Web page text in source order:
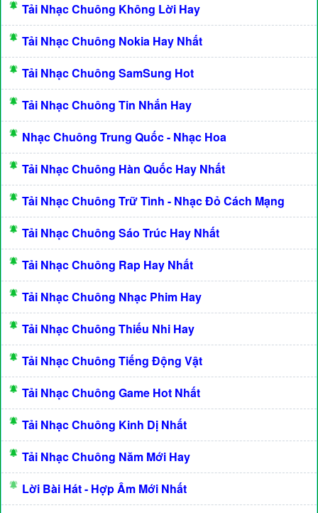
Tải Nhạc Chuông Không Lời Hay
Tải Nhạc Chuông Nokia Hay Nhất
Tải Nhạc Chuông SamSung Hot
Tải Nhạc Chuông Tin Nhắn Hay
Nhạc Chuông Trung Quốc - Nhạc Hoa
Tải Nhạc Chuông Hàn Quốc Hay Nhất
Tải Nhạc Chuông Trữ Tình - Nhạc Đỏ Cách Mạng
Tải Nhạc Chuông Sáo Trúc Hay Nhất
Tải Nhạc Chuông Rap Hay Nhất
Tải Nhạc Chuông Nhạc Phim Hay
Tải Nhạc Chuông Thiếu Nhi Hay
Tải Nhạc Chuông Tiếng Động Vật
Tải Nhạc Chuông Game Hot Nhất
Tải Nhạc Chuông Kinh Dị Nhất
Tải Nhạc Chuông Năm Mới Hay
Lời Bài Hát - Hợp Âm Mới Nhất